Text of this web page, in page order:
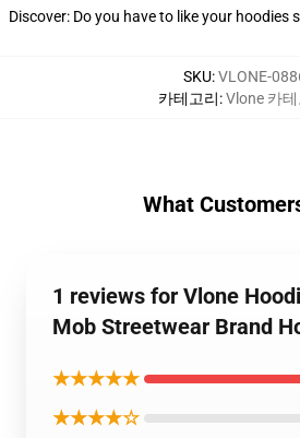
Discover: Do you have to like your hoodies
SKU:VLONE-
카테고리:Vlone 카테
What
1 reviews for Vlone
Mob Streetwear Brand
★★★★★
★★★★☆